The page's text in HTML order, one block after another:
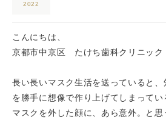
2022
こんにちは、
京都市中京区 たけち歯科クリニック
長い長いマスク生活を送っていると
を勝手に想像で作り上げてしまってい
マスクを外した顔に、あら意外。と思